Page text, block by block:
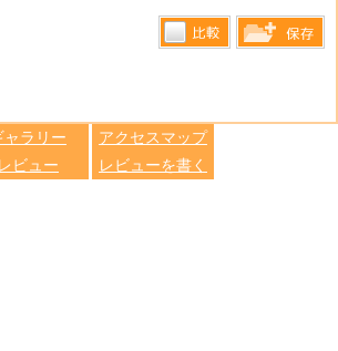
ャラリー
アクセスマップ
レビュー レビューを書く